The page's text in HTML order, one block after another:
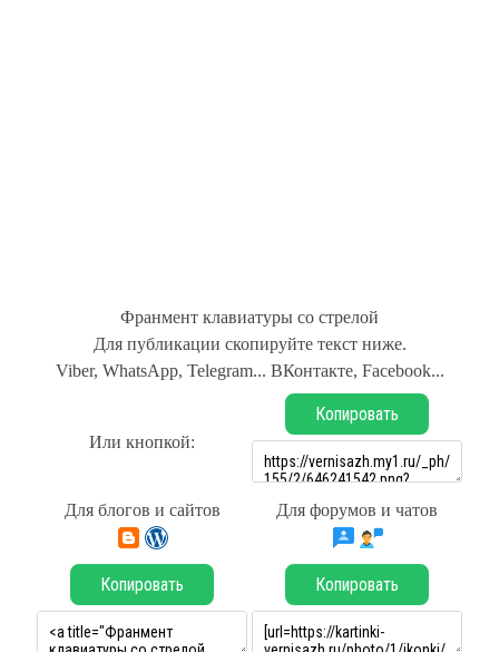
Франмент клавиатуры со стрелой
Для публикации скопируйте текст ниже.
Viber, WhatsApp, Telegram... ВКонтакте, Facebook...
Или кнопкой:
Копировать
Для блогов и сайтов Для форумов и чатов
Копировать Копировать